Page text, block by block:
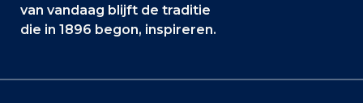
van vandaag blijft de traditie
die in 1896 begon, inspireren.